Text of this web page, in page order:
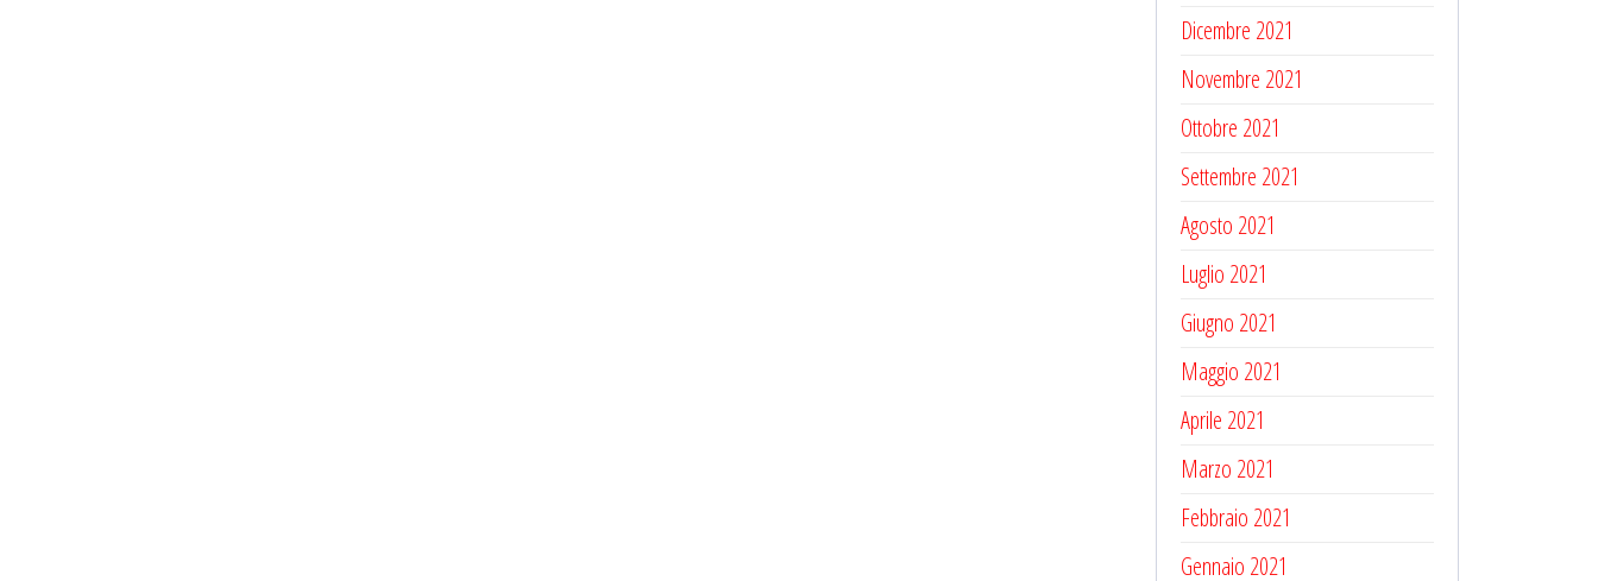
Dicembre 2021
Novembre 2021
Ottobre 2021
Settembre 2021
Agosto 2021
Luglio 2021
Giugno 2021
Maggio 2021
Aprile 2021
Marzo 2021
Febbraio 2021
Gennaio 2021